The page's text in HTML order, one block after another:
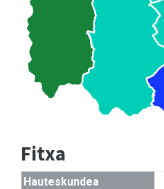
Fitxa
Hauteskundea